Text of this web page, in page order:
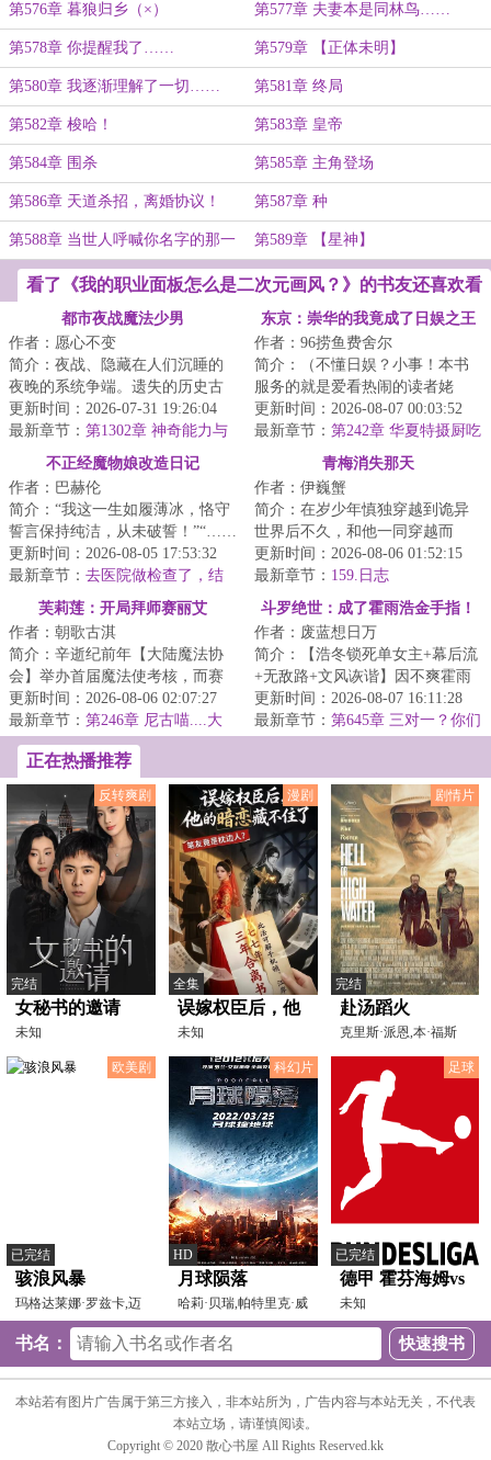
第576章 暮狼归乡（×） 第577章 夫妻本是同林鸟……
第578章 你提醒我了…… 第579章 【正体未明】
第580章 我逐渐理解了一切…… 第581章 终局
第582章 梭哈！ 第583章 皇帝
第584章 围杀 第585章 主角登场
第586章 天道杀招，离婚协议！ 第587章 种
第588章 当世人呼喊你名字的那一 第589章 【星神】
看了《我的职业面板怎么是二次元画风？》的书友还喜欢看
都市夜战魔法少男
作者：愿心不变
简介：夜战、隐藏在人们沉睡的
夜晚的系统争端。遗失的历史古
物、未来的科技遗产、各国的纷
争让步、光怪陆...
更新时间：2026-07-31 19:26:04
最新章节： 第1302章 神奇能力与
意料外的身影（下）
东京：崇华的我竟成了日娱之王
作者：96捞鱼费舍尔
简介：（不懂日娱？小事！本书
服务的就是爱看热闹的读者姥
爷！）穿越东京，却是平成末
年，泡沫时代的红利...
更新时间：2026-08-07 00:03:52
最新章节： 第242章 华夏特摄厨吃
得有点好，东映的橄榄枝（三
不正经魔物娘改造日记
作者：巴赫伦
简介：“我这一生如履薄冰，恪守
誓言保持纯洁，从未破誓！”“……
你问她们是怎么回事？”“嗨！”“圣
骑...
更新时间：2026-08-05 17:53:32
最新章节： 去医院做检查了，结
果不算好
青梅消失那天
作者：伊巍蟹
简介：在岁少年慎独穿越到诡异
世界后不久，和他一同穿越而
来、刚答应了他的告白的青梅突
然离奇消失。慎独...
更新时间：2026-08-06 01:52:15
最新章节： 159.日志
芙莉莲：开局拜师赛丽艾
作者：朝歌古淇
简介：辛逝纪前年【大陆魔法协
会】举办首届魔法使考核，而赛
丽艾亲自担任总考官一职。“不合
格，下一个。...
更新时间：2026-08-06 02:07:27
最新章节： 第246章 尼古喵....大
公？
斗罗绝世：成了霍雨浩金手指！
作者：废蓝想日万
简介：【浩冬锁死单女主+幕后流
+无敌路+文风诙谐】因不爽霍雨
浩被训狗，诸葛蓝穿越到天梦冰
蚕献祭时，成...
更新时间：2026-08-07 16:11:28
最新章节： 第645章 三对一？你们
正在热播推荐
反转爽剧
完结
女秘书的邀请
未知
漫剧
全集
误嫁权臣后，他
的暗恋藏不住了
未知
剧情片
完结
赴汤蹈火
克里斯·派恩,本·福斯
特,杰夫·布里吉斯,
欧美剧
已完结
骇浪风暴
玛格达莱娜·罗兹卡,迈
克尔·茹拉夫斯基,Ko
科幻片
HD
月球陨落
哈莉·贝瑞,帕特里克·威
尔森,约翰·布莱德
足球
已完结
德甲 霍芬海姆vs
沃尔夫斯堡
20250111
未知
书名：
本站若有图片广告属于第三方接入，非本站所为，广告内容与本站无关，不代表
本站立场，请谨慎阅读。
Copyright © 2020 散心书屋 All Rights Reserved.kk